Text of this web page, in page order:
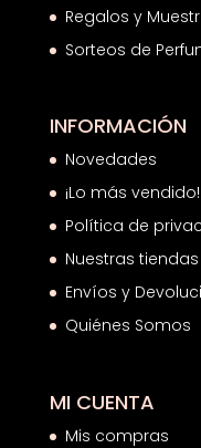
Regalos y
Sorteos de
INFORMACIÓN
Novedades
¡Lo más vendido!
Política de
Nuestras tiendas
Envíos y
Quiénes Somos
MI CUENTA
Mis compras